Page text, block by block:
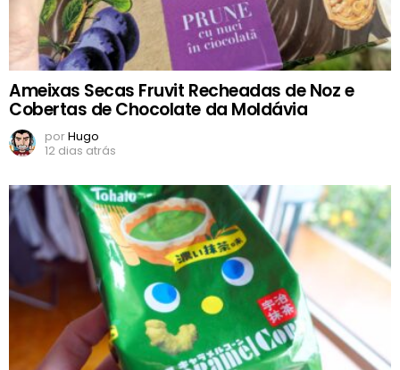
Ameixas Secas Fruvit Recheadas de Noz e
Cobertas de Chocolate da Moldávia
porHugo
12 dias atrás